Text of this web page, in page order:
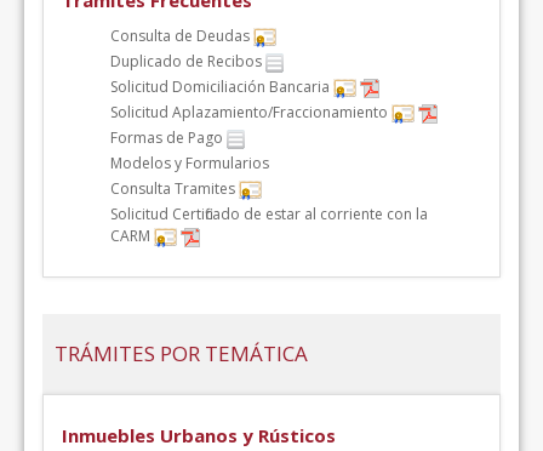
Consulta de Deudas
Duplicado de Recibos
Solicitud Domiciliación Bancaria
Solicitud Aplazamiento/Fraccionamiento
Formas de Pago
Modelos y Formularios
Consulta Tramites
Solicitud Certificado de estar al corriente con la
CARM
TRÁMITES POR TEMÁTICA
Inmuebles Urbanos y Rústicos